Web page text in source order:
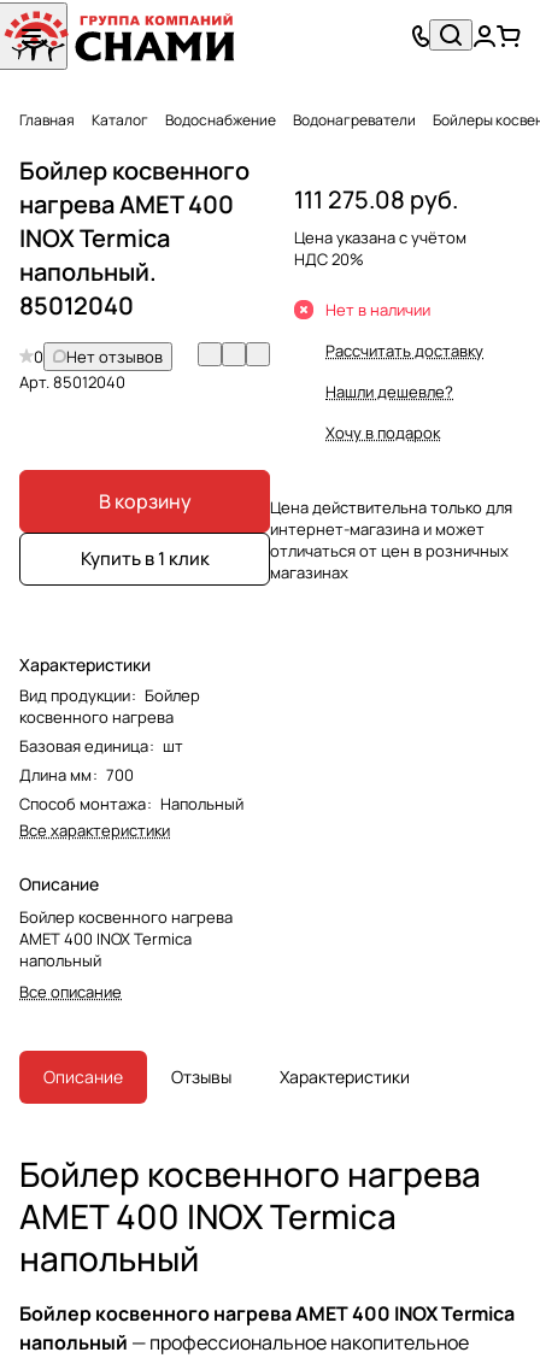
Главная Каталог Водоснабжение Водонагреватели Бойлеры
Бойлер косвенного
нагрева AMET 400
INOX Termica
напольный.
85012040
0
Нет отзывов
Арт.85012040
В корзину
Купить в 1 клик
Характеристики
Вид продукции: Бойлер
косвенного нагрева
Базовая единица: шт
Длина мм: 700
Способ монтажа: Напольный
Все характеристики
Описание
Бойлер косвенного нагрева
AMET 400 INOX Termica
напольный
Все описание
111 275.08 руб.
Цена указана с учётом
НДС 20%
Нет в наличии
Рассчитать доставку
Нашли дешевле?
Хочу в подарок
Цена действительна только для
интернет-магазина и может
отличаться от цен в розничных
магазинах
Описание Отзывы Характеристики
Бойлер косвенного нагрева
AMET 400 INOX Termica
напольный
Бойлер косвенного нагрева AMET 400 INOX Termica
напольный — профессиональное накопительное